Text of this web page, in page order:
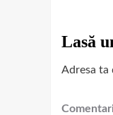
Lasă
Adresa ta